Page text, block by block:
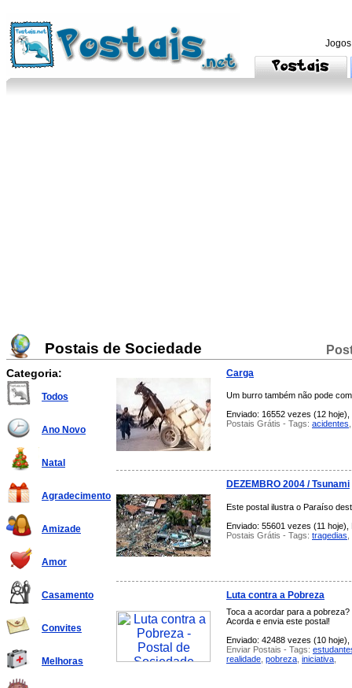
Postais de Sociedade
Categoria:
Todos
Ano Novo
Natal
Agradecimento
Amizade
Amor
Casamento
Convites
Melhoras
Carga
Um burro também não pode
Enviado: 16552 vezes (12
Postais Grátis - Tags: acidentes
DEZEMBRO 2004 / Tsunami
Este postal ilustra o Paraíso
Enviado: 55601 vezes (11
Postais Grátis - Tags: tragedias
Luta contra a Pobreza
Toca a acordar para a
Acorda e envia este postal!
Enviado: 42488 vezes (10
Enviar Postais - Tags:
realidade pobreza iniciativa